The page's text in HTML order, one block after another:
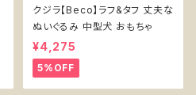
クジラ【Beco】ラフ&タフ 丈夫な
ぬいぐるみ 中型犬 おもちゃ
¥4,275
5%OFF